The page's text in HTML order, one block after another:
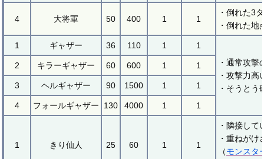
4 大将軍 50 400 1 1
・倒れた3
・倒れた
1 ギャザー 36 110 1
1
・通常攻撃
・攻撃力
・そうと
2 キラーギャザー 60 600 1 1
3 ヘルギャザー 90 1500 1 1
4 フォールギャザー 130 4000 1 1
1 きり仙人 25 60 1 1
・隣接し
・重ねが
（モンスタ